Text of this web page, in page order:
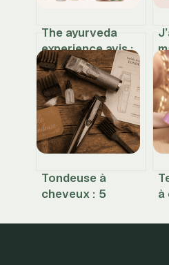
The ayurveda
experience avis :
ce que pensent
vraiment les
utilisateurs
Tondeuse à
cheveux : 5
techniques pour
à